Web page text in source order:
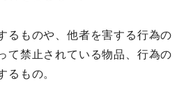
るものや、他者を害する行為の
て禁止されている物品、行為の
るもの。